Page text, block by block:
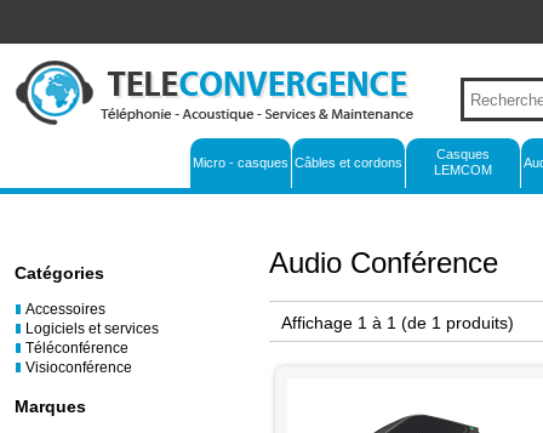
Micro - casques Câbles et cordons
Casques
LEMCOM
Catégories
Accessoires
Logiciels et services
Téléconférence
Visioconférence
Marques
Audio Conférence
Affichage 1 à 1 (de 1 produits)